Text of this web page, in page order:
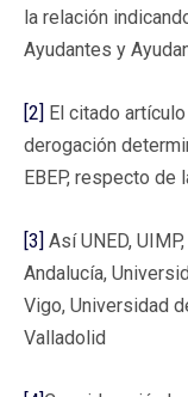
la relación
Ayudantes y
[2] El citado
derogación
EBEP, respecto de
[3] Así UNED,
Andalucía,
Vigo, Universidad
Valladolid